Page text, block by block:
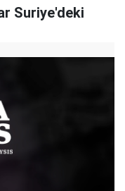
Suriye'deki